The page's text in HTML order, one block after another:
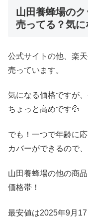
山田養蜂場の
売ってる？気に
公式サイトの他、楽
売っています。
気になる価格ですが
ちょっと高めです💦
でも！一つで年齢に
カバーができるので
山田養蜂場の他の商
価格帯！
最安値は2025年9月